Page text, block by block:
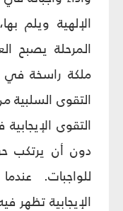
الإلهية ويلم
المرحلة يصبح
ملكة راسخة
التقوى السلبية
التقوى
دون أن يرتكب
للواجبات.
الإيجابية تظهر